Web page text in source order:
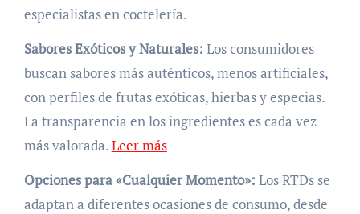
especialistas en coctelería.
Sabores Exóticos y Naturales: Los consumidores
buscan sabores más auténticos, menos artificiales,
con perfiles de frutas exóticas, hierbas y especias.
La transparencia en los ingredientes es cada vez
más valorada.Leer más
Opciones para «Cualquier Momento»: Los RTDs se
adaptan a diferentes ocasiones de consumo, desde